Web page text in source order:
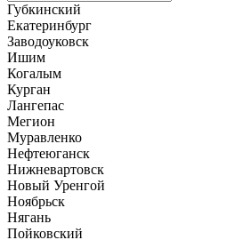
Губкинский
Екатеринбург
Заводоуковск
Ишим
Когалым
Курган
Лангепас
Мегион
Муравленко
Нефтеюганск
Нижневартовск
Новый Уренгой
Ноябрьск
Нягань
Пойковский